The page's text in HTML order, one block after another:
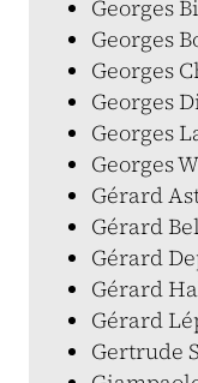
Georges
Georges
Georges
Georges
Georges
Georges
Gérard
Gérard
Gérard
Gérard
Gérard
Gertrude